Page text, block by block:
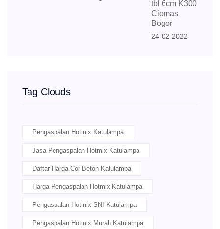
tbl 6cm K300
Ciomas
Bogor
24-02-2022
Tag Clouds
Pengaspalan Hotmix Katulampa
Jasa Pengaspalan Hotmix Katulampa
Daftar Harga Cor Beton Katulampa
Harga Pengaspalan Hotmix Katulampa
Pengaspalan Hotmix SNI Katulampa
Pengaspalan Hotmix Murah Katulampa